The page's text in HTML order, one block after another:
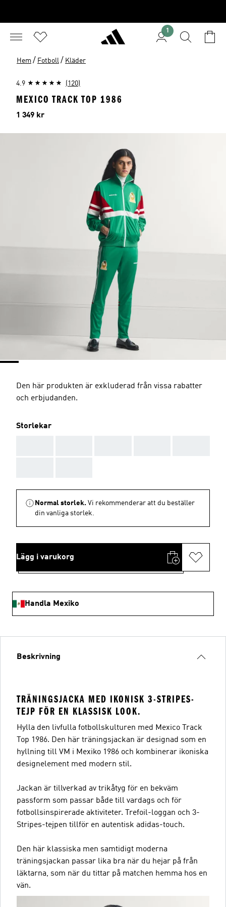
1
Hem / Fotboll / Kläder
4.9 (120)
MEXICO TRACK TOP 1986
Pris
1 349 kr
Den här produkten är exkluderad från vissa rabatter
och erbjudanden.
Storlekar
Normal storlek. Vi rekommenderar att du beställer
din vanliga storlek.
Lägg i varukorg
Handla Mexiko
Beskrivning
TRÄNINGSJACKA MED IKONISK 3-STRIPES-
TEJP FÖR EN KLASSISK LOOK.
Hylla den livfulla fotbollskulturen med Mexico Track
Top 1986. Den här träningsjackan är designad som en
hyllning till VM i Mexiko 1986 och kombinerar ikoniska
designelement med modern stil.
Jackan är tillverkad av trikåtyg för en bekväm
passform som passar både till vardags och för
fotbollsinspirerade aktiviteter. Trefoil-loggan och 3-
Stripes-tejpen tillför en autentisk adidas-touch.
Den här klassiska men samtidigt moderna
träningsjackan passar lika bra när du hejar på från
läktarna, som när du tittar på matchen hemma hos en
vän.